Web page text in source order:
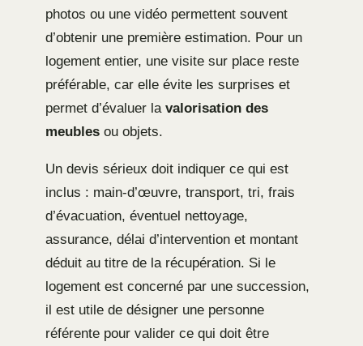
photos ou une vidéo permettent souvent
d’obtenir une première estimation. Pour un
logement entier, une visite sur place reste
préférable, car elle évite les surprises et
permet d’évaluer la valorisation des
meubles ou objets.
Un devis sérieux doit indiquer ce qui est
inclus : main-d’œuvre, transport, tri, frais
d’évacuation, éventuel nettoyage,
assurance, délai d’intervention et montant
déduit au titre de la récupération. Si le
logement est concerné par une succession,
il est utile de désigner une personne
référente pour valider ce qui doit être